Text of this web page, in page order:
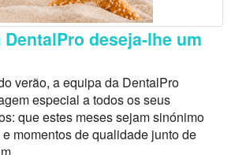
deseja-lhe um
verão, a equipa da DentalPro
especial a todos os seus
que estes meses sejam sinónimo
momentos de qualidade junto de